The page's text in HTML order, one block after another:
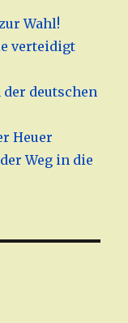
Wahl!
verteidigt
deutschen
Heuer
Weg in die